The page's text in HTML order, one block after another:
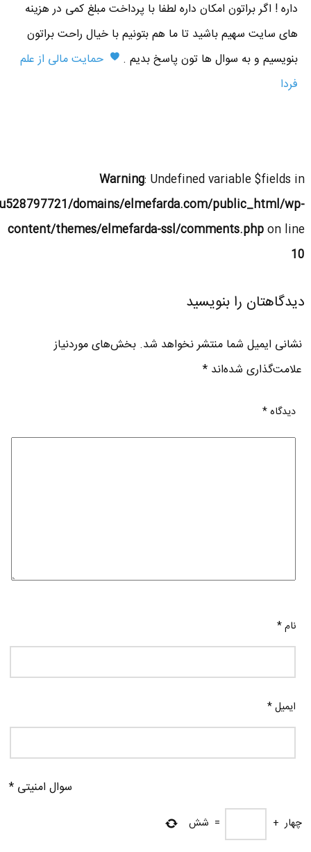
داره ! اگر براتون امکان داره لطفا با پرداخت مبلغ کمی در هزینه
های سایت سهیم باشید تا ما هم بتونیم با خیال راحت براتون
بنویسیم و به سوال ها تون پاسخ بدیم .
حمایت مالی از علم
فردا
Warning: Undefined variable $fields in
domains/elmefarda.com/public_html/wp-
content/themes/elmefarda-ssl/comments.phpon line
10
دیدگاهتان را بنویسید
نشانی ایمیل شما منتشر نخواهد شد. بخش‌های موردنیاز
علامت‌گذاری شده‌اند*
دیدگاه*
نام*
ایمیل*
سوال امنیتی *
چهار +
= شش